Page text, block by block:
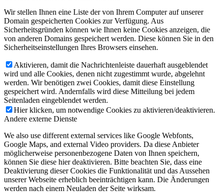
Wir stellen Ihnen eine Liste der von Ihrem Computer auf unserer
Domain gespeicherten Cookies zur Verfügung. Aus
Sicherheitsgründen können wie Ihnen keine Cookies anzeigen, die
von anderen Domains gespeichert werden. Diese können Sie in den
Sicherheitseinstellungen Ihres Browsers einsehen.
Aktivieren, damit die Nachrichtenleiste dauerhaft ausgeblendet
wird und alle Cookies, denen nicht zugestimmt wurde, abgelehnt
werden. Wir benötigen zwei Cookies, damit diese Einstellung
gespeichert wird. Andernfalls wird diese Mitteilung bei jedem
Seitenladen eingeblendet werden.
Hier klicken, um notwendige Cookies zu aktivieren/deaktivieren.
Andere externe Dienste
We also use different external services like Google Webfonts,
Google Maps, and external Video providers. Da diese Anbieter
möglicherweise personenbezogene Daten von Ihnen speichern,
können Sie diese hier deaktivieren. Bitte beachten Sie, dass eine
Deaktivierung dieser Cookies die Funktionalität und das Aussehen
unserer Webseite erheblich beeinträchtigen kann. Die Änderungen
werden nach einem Neuladen der Seite wirksam.